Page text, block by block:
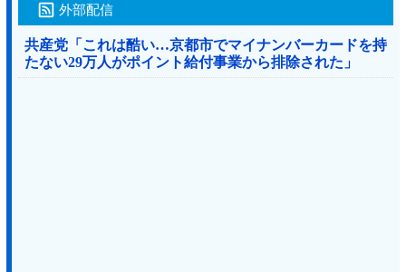
外部配信
共産党「これは酷い…京都市でマイナンバーカードを持
たない29万人がポイント給付事業から排除された」